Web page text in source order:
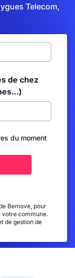
Telecom,
de chez
du moment
Bemove, pour
votre commune.
de gestion de